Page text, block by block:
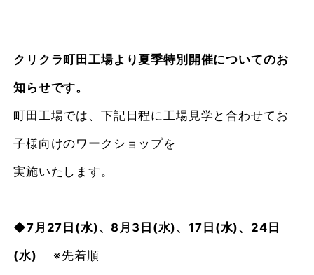
クリクラ町田工場より夏季特別開催についてのお
知らせです。
町田工場では、下記日程に工場見学と合わせてお
子様向けのワークショップを
実施いたします。
◆7月27日(水)、8月3日(水)、17日(水)、24日
(水) ※先着順